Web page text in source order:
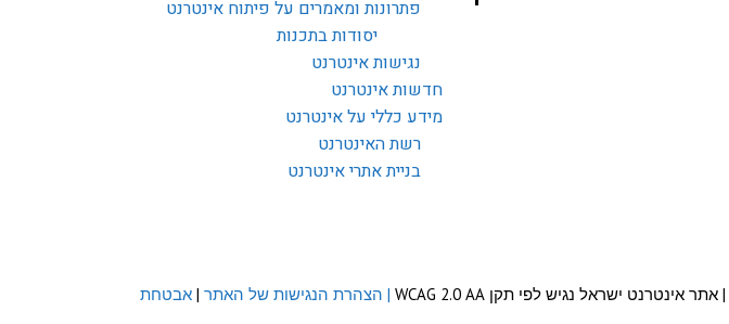
פתרונות ומאמרים על פיתוח אינטרנט
יסודות בתכנות
נגישות אינטרנט
חדשות אינטרנט
מידע כללי על אינטרנט
רשת האינטרנט
בניית אתרי אינטרנט
| אתר אינטרנט ישראל נגיש לפי תקן WCAG 2.0 AA | הצהרת הנגישות של האתר | אבטחת